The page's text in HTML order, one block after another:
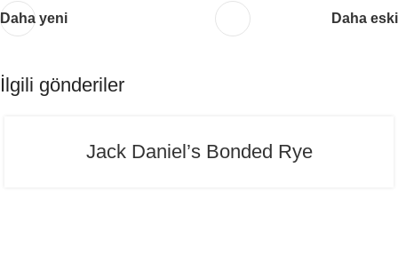
Daha yeni Daha eski
İlgili gönderiler
Jack Daniel’s Bonded Rye